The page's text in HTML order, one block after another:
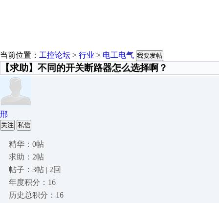
当前位置： 工控论坛 > 行业 > 电工电气 我要发帖
【求助】不同的开关断路器怎么选择啊？
郉
关注 私信
精华：0帖
求助：2帖
帖子：3帖 | 2回
年度积分：16
历史总积分：16